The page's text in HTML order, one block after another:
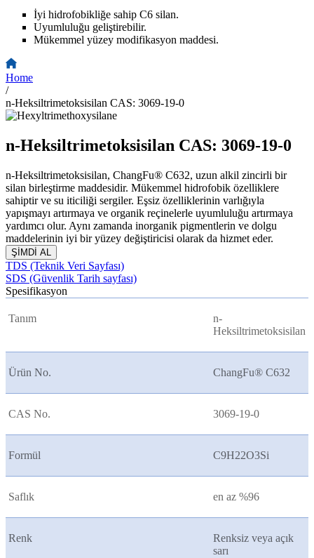
İyi hidrofobikliğe sahip C6 silan.
Uyumluluğu geliştirebilir.
Mükemmel yüzey modifikasyon maddesi.
Home
/
n-Heksiltrimetoksisilan CAS: 3069-19-0
n-Heksiltrimetoksisilan CAS: 3069-19-0
n-Heksiltrimetoksisilan, ChangFu® C632, uzun alkil zincirli bir
silan birleştirme maddesidir. Mükemmel hidrofobik özelliklere
sahiptir ve su iticiliği sergiler. Eşsiz özelliklerinin varlığıyla
yapışmayı artırmaya ve organik reçinelerle uyumluluğu artırmaya
yardımcı olur. Aynı zamanda inorganik pigmentlerin ve dolgu
maddelerinin iyi bir yüzey değiştiricisi olarak da hizmet eder.
ŞİMDİ AL
TDS (Teknik Veri Sayfası)
SDS (Güvenlik Tarih sayfası)
Spesifikasyon
Tanım
n-
Heksiltrimetoksisilan
Ürün No. ChangFu® C632
CAS No. 3069-19-0
Formül C9H22O3Si
Saflık en az %96
Renk
Renksiz veya açık
sarı